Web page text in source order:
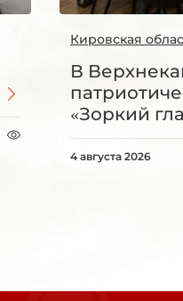
Кировская
В
«Зоркий
4 августа 2026